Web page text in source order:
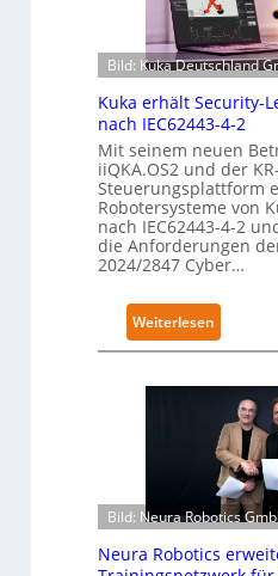
Bild: Kuka Deutschland
Kuka erhält Security-
nach IEC62443-4-2
Mit seinem neuen
iiQKA.OS2 und der
Steuerungsplattform
Robotersysteme von
nach IEC62443-4-2
die Anforderungen
2024/2847 Cyber…
Weiterlesen
K
e
r
h
ä
l
t
Bild: Neura Robotics
Neura Robotics